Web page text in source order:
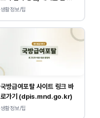
만 하면 됩니다.
생활정보/팁
국방급여포탈 사이트 링크 바
로가기 (dpis.mnd.go.kr)
생활정보/팁